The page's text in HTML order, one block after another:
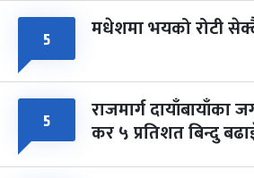
५ मधेशमा भयको रोटी
५ राजमार्ग दायाँबायाँका
कर ५ प्रतिशत बिन्दु